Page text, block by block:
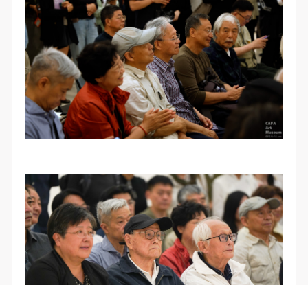
（3）、乙方为甲方拍摄中央美术学院公共教育部所
有公教活动。
二、拍摄内容、使用形式、使用地域范围
（1）、拍摄内容 乙方拍摄的带有甲方肖像的作品内
容包括：①中央美术学院美术馆②中央美术学院校园
内○3由中央美术学院公共教育部策划或执行的一切活
动。
（2）、使用形式 用于中央美术学院图书出版、销售
（3）、使用地域范围
适用地域范围包括国内和国外。
使用肖像的媒介限于不损害甲方肖像权的任何媒介
（如杂志、网络等）。
三、肖像权使用期限
（3）、乙方为甲方拍摄中央美术学院公共教育部所
有公教活动。
二、拍摄内容、使用形式、使用地域范围
（1）、拍摄内容 乙方拍摄的带有甲方肖像的作品内
容包括：①中央美术学院美术馆②中央美术学院校园
内○3由中央美术学院公共教育部策划或执行的一切活
动。
（2）、使用形式 用于中央美术学院图书出版、销售
（3）、使用地域范围
适用地域范围包括国内和国外。
使用肖像的媒介限于不损害甲方肖像权的任何媒介
（如杂志、网络等）。
三、肖像权使用期限
（3）、乙方为甲方拍摄中央美术学院公共教育部所
有公教活动。
二、拍摄内容、使用形式、使用地域范围
（1）、拍摄内容 乙方拍摄的带有甲方肖像的作品内
容包括：①中央美术学院美术馆②中央美术学院校园
内○3由中央美术学院公共教育部策划或执行的一切活
动。
（2）、使用形式 用于中央美术学院图书出版、销售
（3）、使用地域范围
适用地域范围包括国内和国外。
使用肖像的媒介限于不损害甲方肖像权的任何媒介
（如杂志、网络等）。
三、肖像权使用期限